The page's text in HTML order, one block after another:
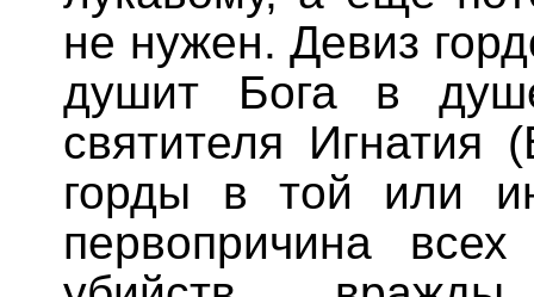
не нужен. Девиз
душит Бога в
святителя Игнатия
горды в той или
первопричина